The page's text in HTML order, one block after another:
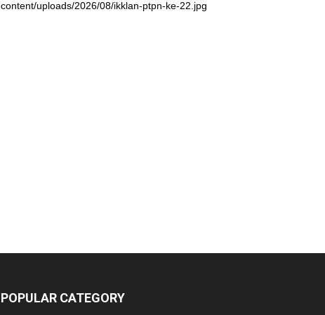
content/uploads/2026/08/ikklan-ptpn-ke-22.jpg
POPULAR CATEGORY